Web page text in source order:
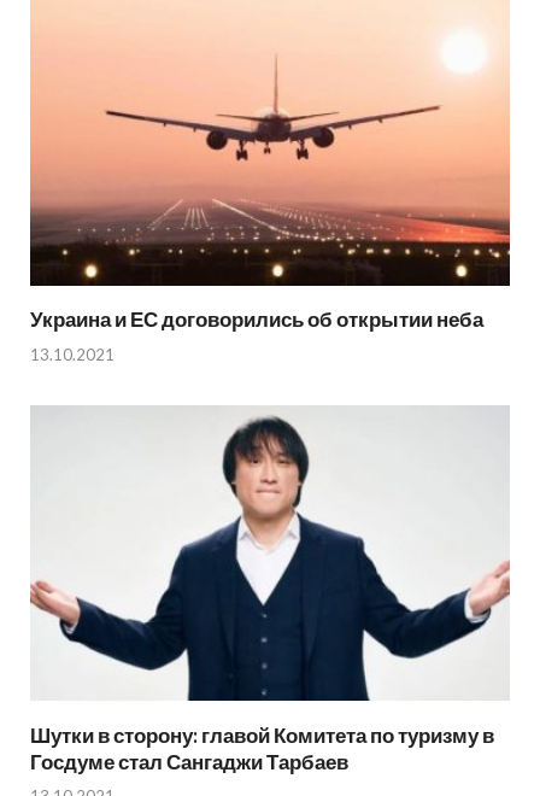
Украина и ЕС договорились об открытии неба
13.10.2021
Шутки в сторону: главой Комитета по туризму в
Госдуме стал Сангаджи Тарбаев